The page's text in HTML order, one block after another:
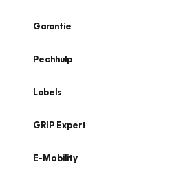
Garantie
Pechhulp
Labels
GRIP Expert
E-Mobility